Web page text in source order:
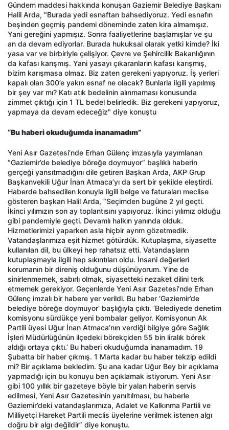
Gündem maddesi hakkında konuşan Gaziemir Belediye Başkanı
Halil Arda, "Burada yedi esnaftan bahsediyoruz. Yedi esnafın
beşinden geçmiş pandemi döneminde zaten kira almamışız.
Yani gereğini yapmışız. Sonra faaliyetlerine başlamışlar ve şu
an da devam ediyorlar. Burada hukuksal olarak yetki kimde? İki
yasa var ve birbiriyle çelişiyor. Çevre ve Şehircilik Bakanlığının
da kafası karışmış. Yani yasayı çıkaranların kafası karışmış,
bizim karışmasa olmaz. Biz zaten gerekeni yapıyoruz. İş yerleri
kapalı olan 300’e yakın esnaf ne olacak? Bunlarla ilgili yapılmış
bir şey var mı? Katı atık bedelinin alınmaması konusunda
zimmet çıktığı için 1 TL bedel belirledik. Biz gerekeni yapıyoruz,
yapmaya da devam edeceğiz" diye konuştu
“Bu haberi okuduğumda inanamadım”
Yeni Asır Gazetesi’nde Erhan Gülenç imzasıyla yayımlanan
“Gaziemir’de belediye böreğe doymuyor” başlıklı haberin
gerçeği yansıtmadığını dile getiren Başkan Arda, AKP Grup
Başkanvekili Uğur İnan Atmaca’yı da sert bir şekilde eleştirdi.
Haberde bahsedilen konuyla ilgili belge ve faturaları meclise
gösteren başkan Halil Arda, “Seçimden bugüne 2 yıl geçti.
İkinci yılımızın son ay toplantısını yapıyoruz. İkinci yılımız olduğu
gibi pandemiyle geçti. Devamlı halkın yanında olduk.
Hizmetlerimizi yaparken asla hiçbir ayrım gözetmedik.
Vatandaşlarımıza eşit hizmet götürdük. Kutuplaşma, siyasette
kullanılan dil, bu ülkeyi hep rahatsız etti. Vatandaşların
kutuplaşmayla ilgili hep sıkıntıları oldu. İnsani değerleri
korumanın bir direniş olduğunu düşünüyorum. Yine de
sinirlenmemek, sabırlı olmak, siyasetteki nezaket dilini terk
etmemek gerekiyor. Geçenlerde Yeni Asır Gazetesi’nde Erhan
Gülenç imzalı bir habere yer verildi. Bu haber ‘Gaziemir’de
belediye böreğe doymuyor’ başlığıyla çıktı. ‘Belediyede denetim
komisyonu sürdükçe yeni bombalar geliyor. Komisyonun Ak
Partili üyesi Uğur İnan Atmaca’nın verdiği bilgiye göre Sağlık
İşleri Müdürlüğünün ilçedeki börekçiden 55 bin liralık börek
aldığı ortaya çıktı.’ Bu haberi okuduğumda inanamadım. 19
Şubatta bir haber çıkmış. 1 Marta kadar bu haber tekzip edildi
mi? Bir açıklama bekledim. Şu ana kadar Uğur Bey bir açıklama
yapmadığı için bu konuyu ben açıklamak istiyorum. Yeni Asır
gibi 100 yıllık bir gazeteye böyle bir yalan haberin servis
edilmesi, Yeni Asır Gazetesinin yanıltılması, bu haberle
Gaziemir’deki vatandaşlarımıza, Adalet ve Kalkınma Partili ve
Milliyetçi Hareket Partili meclis üyelerine verilmek istenen algı
doğru bir algı değildir” diye konuştu.